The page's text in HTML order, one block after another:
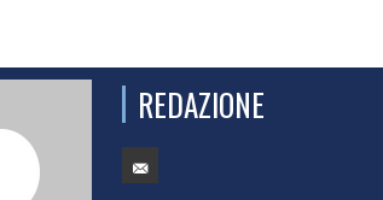
REDAZIONE